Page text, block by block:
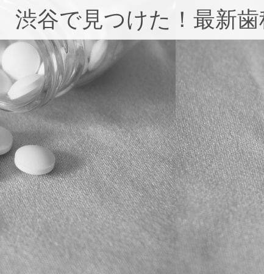
テ
ン
ツ
へ
ス
キ
ッ
渋谷で見つけた！最新